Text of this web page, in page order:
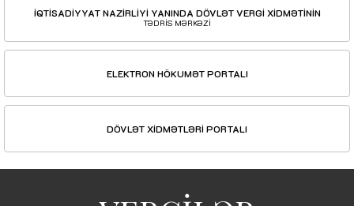
İQTİSADİYYAT NAZİRLİYİ YANINDA DÖVLƏT VERGİ XİDMƏTİNİN
TƏDRİS MƏRKƏZİ
ELEKTRON HÖKUMƏT PORTALI
DÖVLƏT XİDMƏTLƏRİ PORTALI